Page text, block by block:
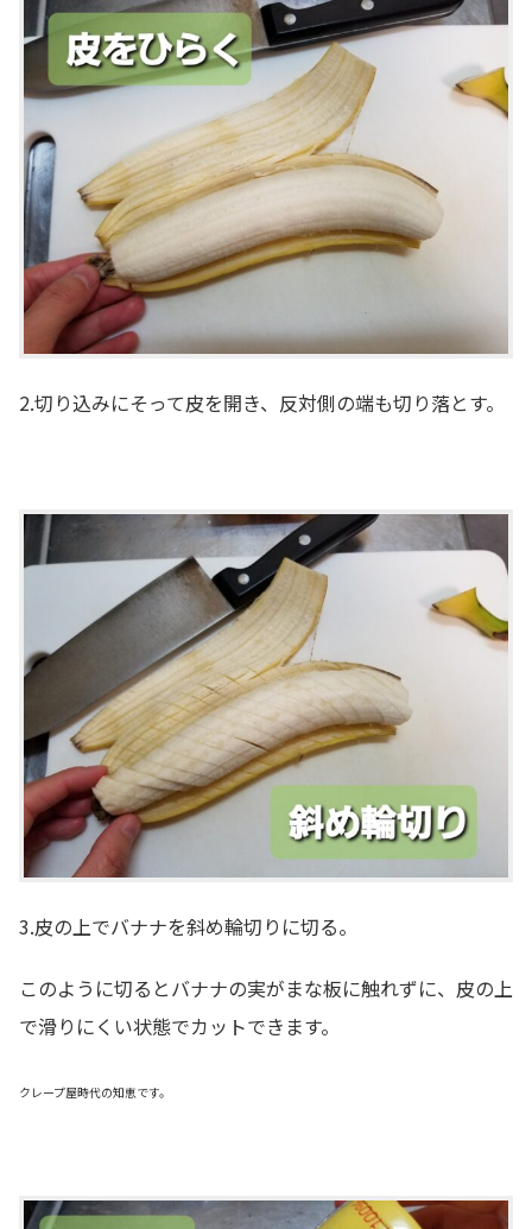
2.切り込みにそって皮を開き、反対側の端も切り落とす。
3.皮の上でバナナを斜め輪切りに切る。
このように切るとバナナの実がまな板に触れずに、皮の上
で滑りにくい状態でカットできます。
クレープ屋時代の知恵です。